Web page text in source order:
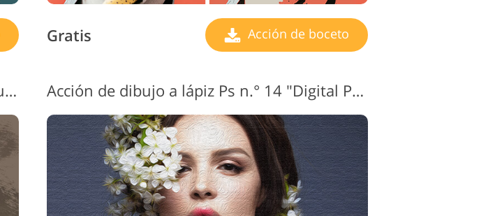
Gratis Acción de boceto
Boceto de acción de Photoshop n.° 13 "Brush Drawing" Acción de dibujo a lápiz Ps n.° 14 "Digital Painting"